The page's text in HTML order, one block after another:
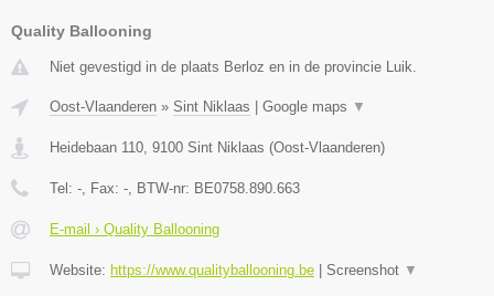
Quality Ballooning
Niet gevestigd in de plaats Berloz en in de provincie Luik.
Oost-Vlaanderen » Sint Niklaas | Google maps ▼
Heidebaan 110 9100 Sint Niklaas (Oost-Vlaanderen)
Tel: - , Fax: - , BTW-nr: BE0758.890.663
E-mail › Quality Ballooning
Website: https://www.qualityballooning.be | Screenshot ▼